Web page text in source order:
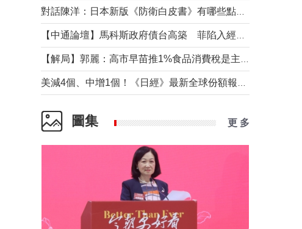
圖集 更 多